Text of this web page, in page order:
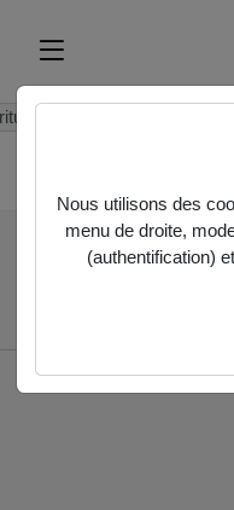
Nous utilisons des
menu de droite,
(authentification)